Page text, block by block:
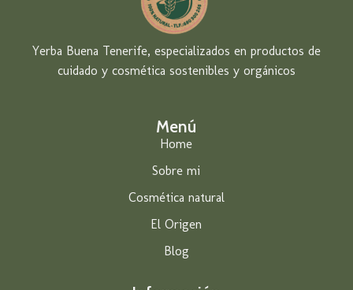
Yerba Buena Tenerife, especializados en productos de
cuidado y cosmética sostenibles y orgánicos
Menú
Home
Sobre mi
Cosmética natural
El Origen
Blog